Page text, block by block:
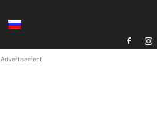
Advertisement